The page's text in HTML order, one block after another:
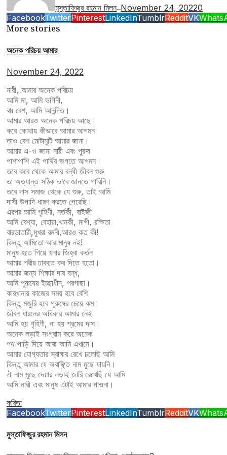
মুস্তাফিজুর রহমান মিলন—November 24, 20220
FacebookTwitterPinterestLinkedInTumblrRedditVK
More stories
অনেক পরিচয় আমার
November 24, 2022
নারী, আমার অনেক পরিচয়
আমি মা, আমি ভগিনী,
বাঃ বেশ, আমি আনন্দিত।
আমার আরও অনেক পরিচয় আছে।
কবে কোথায় কীভাবে আমার আগমন
তাও বেশ মোটামুটি আমার জানা।
আমার এ-ও জানা নারী এবং পুরুষ
পাশাপাশি এই পার্থিব জগতে আগমন।
তবে কবে থেকে আমার বন্ধী জীবন শুরু
তা অত্যান্ত সঠিক ভাবে জানতে পারিনি।
তবে দাস সমাজ থেকে যে শুরু, তাই আমি
দাসী উপাদি ধারণ করতে পেরেছি।
এরপর আমি গৃহিণী, নর্তকী, বাইজী
আমি বেশ্যা, বেহায়া,খানকী, মাগী, রক্ষিতা
বারভাতারী,মুখরা রমনী,আরও কত কী!
কিন্তু আমিতো আর মানুষ নই!
মানুষ হতে গিয়ে খনার জিহ্বা কর্তন
আমার শরীর ঢাকতে কর দিতে হতো।
আমার জন্য শিক্ষার দার বন্ধ,
আমি পুরুষের ইচ্ছাধীন, পরগাছা।
কারখানায় কাজের সময় হবে বেশি
কিন্তু মজুরি হবে পুরুষের চেয়ে কম।
জীবন ধারনের অধিকার আমার নেই
আমি হয় গৃহিণী, না হয় শ্রমের দাস।
অনেক লড়াই সংগ্রাম করে অনেক
পথ পাড়ি দিয়ে আজ আমি এখানে।
আমার যোগ্যতার স্বাক্ষর রেখে চলেছি আমি
কিন্তু আমার যে অবাঞ্ছিত নাম মুছে যায়নি।
ঐ নাম মুছে দেয়ার লড়াই জারি রেখেছি যে আমি
আমি নারী এবং মানুষ এটাই আমার পাওনা।
কবিতা
FacebookTwitterPinterestLinkedInTumblrRedditVK
মুস্তাফিজুর রহমান মিলন